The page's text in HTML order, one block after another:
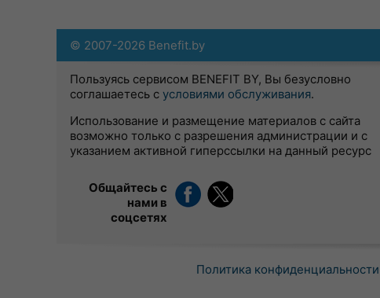
© 2007-2026 Benefit.by
Пользуясь сервисом BENEFIT BY, Вы безусловно
соглашаетесь с условиями обслуживания.
Использование и размещение материалов с сайта
возможно только с разрешения администрации и с
указанием активной гиперссылки на данный ресурс
Общайтесь с
нами в
соцсетях
Политика конфиденциальности